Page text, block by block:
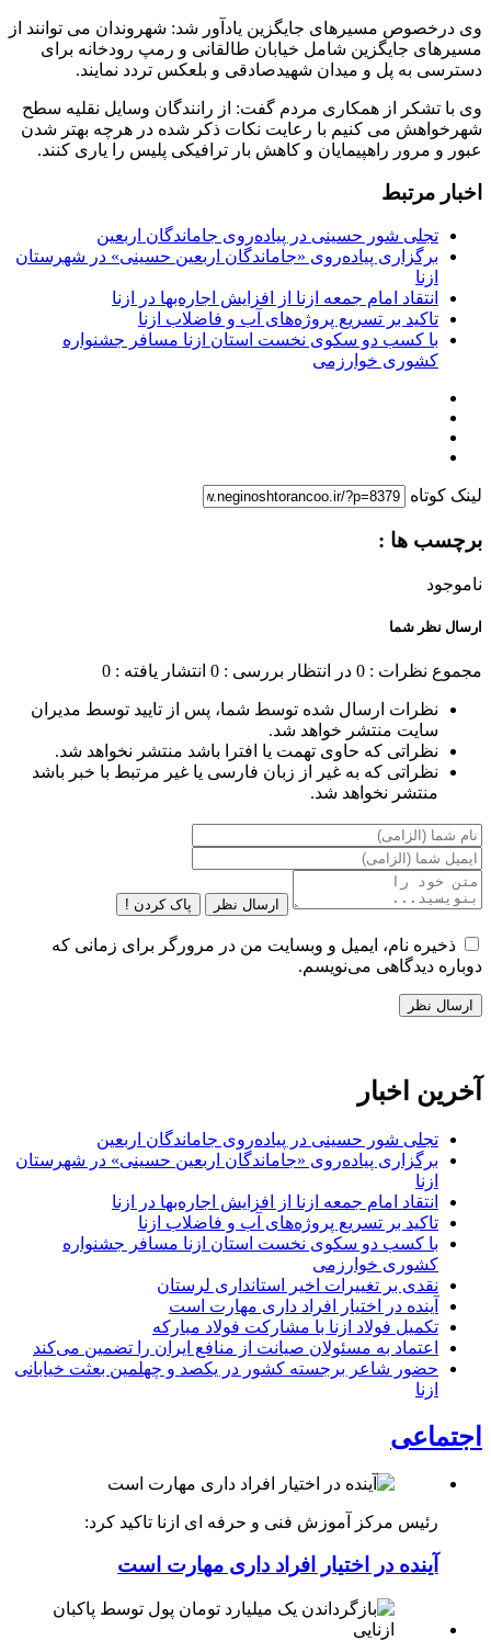
وی درخصوص مسیرهای جایگزین یادآور شد: شهروندان می توانند از
مسیرهای جایگزین شامل خیابان طالقانی و رمپ رودخانه برای
دسترسی به پل و ميدان شهیدصادقی و بلعکس تردد نمایند.
وی با تشکر از همکاری مردم گفت: از رانندگان وسایل نقلیه سطح
شهرخواهش می کنیم با رعایت نکات ذکر شده در هرچه بهتر شدن
عبور و مرور راهپیمایان و کاهش بار ترافیکی پلیس را یاری کنند.
اخبار مرتبط
تجلی شور حسینی در پیاده‌روی جاماندگان اربعین
برگزاری پیاده‌روی «جاماندگان اربعین حسینی» در شهرستان
ازنا
انتقاد امام جمعه ازنا از افزایش اجاره‌بها در ازنا
تاکید بر تسریع پروژه‌های آب و فاضلاب ازنا
با کسب دو سکوی نخست استان ازنا مسافر جشنواره
کشوری خوارزمی
لینک کوتاه
برچسب ها :
ناموجود
ارسال نظر شما
مجموع نظرات : 0 در انتظار بررسی : 0 انتشار یافته : 0
نظرات ارسال شده توسط شما، پس از تایید توسط مدیران
سایت منتشر خواهد شد.
نظراتی که حاوی تهمت یا افترا باشد منتشر نخواهد شد.
نظراتی که به غیر از زبان فارسی یا غیر مرتبط با خبر باشد
منتشر نخواهد شد.
ارسال نظر پاک کردن !
ذخیره نام، ایمیل و وبسایت من در مرورگر برای زمانی که
دوباره دیدگاهی می‌نویسم.
آخرین اخبار
تجلی شور حسینی در پیاده‌روی جاماندگان اربعین
برگزاری پیاده‌روی «جاماندگان اربعین حسینی» در شهرستان
ازنا
انتقاد امام جمعه ازنا از افزایش اجاره‌بها در ازنا
تاکید بر تسریع پروژه‌های آب و فاضلاب ازنا
با کسب دو سکوی نخست استان ازنا مسافر جشنواره
کشوری خوارزمی
نقدی بر تغییرات اخیر استانداری لرستان
آینده در اختیار افراد داری مهارت است
تکمیل فولاد ازنا با مشارکت فولاد مبارکه
اعتماد به مسئولان صیانت از منافع ایران را تضمین می‌کند
حضور شاعر برجسته کشور در یکصد و چهلمین بعثت خیابانی
ازنا
اجتماعی
رئیس مرکز آموزش فنی و حرفه ای ازنا تاکید کرد:
آینده در اختیار افراد داری مهارت است